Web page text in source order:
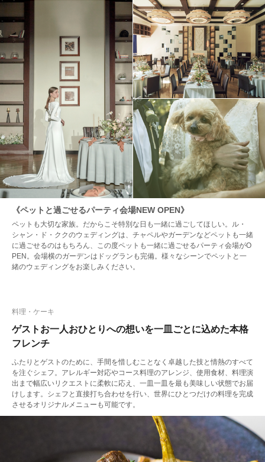
《ペットと過ごせるパーティ会場NEW OPEN》
ペットも大切な家族。だからこそ特別な日も一緒に過ごしてほしい。ル・
シャン・ド・ククのウェディングは、チャペルやガーデンなどペットも一緒
に過ごせるのはもちろん、この度ペットも一緒に過ごせるパーティ会場がO
PEN。会場横のガーデンはドッグランも完備。様々なシーンでペットと一
緒のウェディングをお楽しみください。
ゲストお一人おひとりへの想いを一皿ごとに込めた本格
フレンチ
ふたりとゲストのために、手間を惜しむことなく卓越した技と情熱のすべて
を注ぐシェフ。アレルギー対応やコース料理のアレンジ、使用食材、料理演
出まで幅広いリクエストに柔軟に応え、一皿一皿を最も美味しい状態でお届
けします。シェフと直接打ち合わせを行い、世界にひとつだけの料理を完成
させるオリジナルメニューも可能です。
料理・ケーキ